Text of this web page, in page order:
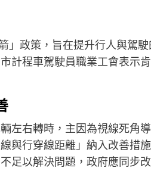
」政策，旨在提升行人與駕駛
計程車駕駛員職業工會表示
左右轉時，主因為視線死角
與行穿線距離」納入改善措
足以解決問題，政府應同步